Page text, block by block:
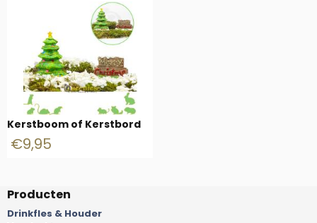
Kerstboom of Kerstbord
€9,95
Producten
Drinkfles & Houder